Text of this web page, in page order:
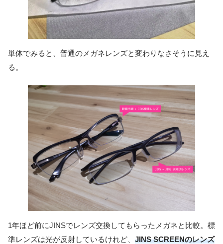
単体でみると、普通のメガネレンズと変わりなさそうに見え
る。
1年ほど前にJINSでレンズ交換してもらったメガネと比較。標
準レンズは光が反射しているけれど、 JINS SCREENのレンズ